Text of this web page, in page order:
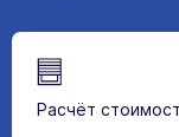
Расчёт